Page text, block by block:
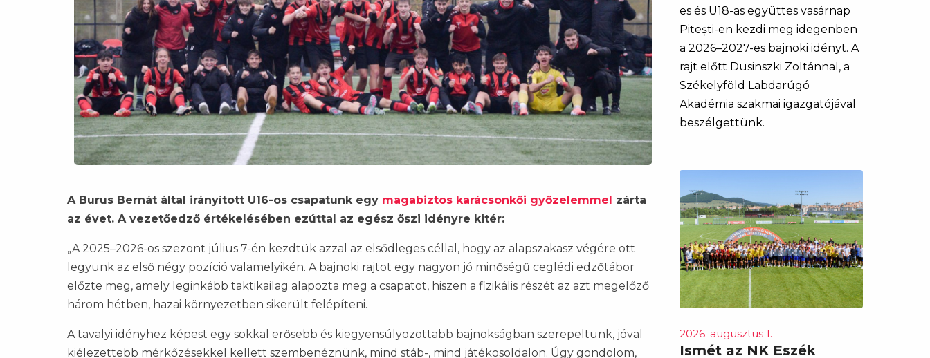
A Burus Bernát által irányított U16-os csapatunk egy magabiztos karácsonkői győzelemmel zárta
az évet. A vezetőedző értékelésében ezúttal az egész őszi idényre kitér:
„A 2025–2026-os szezont július 7-én kezdtük azzal az elsődleges céllal, hogy az alapszakasz végére ott
legyünk az első négy pozíció valamelyikén. A bajnoki rajtot egy nagyon jó minőségű ceglédi edzőtábor
előzte meg, amely leginkább taktikailag alapozta meg a csapatot, hiszen a fizikális részét az azt megelőző
három hétben, hazai környezetben sikerült felépíteni.
A tavalyi idényhez képest egy sokkal erősebb és kiegyensúlyozottabb bajnokságban szerepeltünk, jóval
kiélezettebb mérkőzésekkel kellett szembenéznünk, mind stáb-, mind játékosoldalon. Úgy gondolom,
es és U18-as együttes vasárnap
Pitești-en kezdi meg idegenben
a 2026–2027-es bajnoki idényt. A
rajt előtt Dusinszki Zoltánnal, a
Székelyföld Labdarúgó
Akadémia szakmai igazgatójával
beszélgettünk.
2026. augusztus 1.
Ismét az NK Eszék